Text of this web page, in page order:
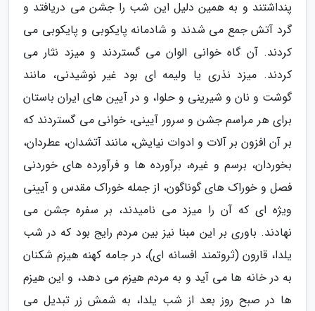
پنداشتند و به همین دلیل این شب را جشن می دریافتد و
گرد آتش جمع می شدند و شادمانه پایکوبی و پایکوبی می
کردند. آن گاه خوانی الوان می گستردند و میزد نثار می
کردند. میزد نذری یا ولیمه ای بود غیر نوشیدنی، مانند
گوشت و نان و شیرینی و حلوا، و در آیین های ایران باستان
برای هر مراسم جشن و سرور آیینی، خوانی می گستردند که
بر آن افزون بر آلات و ادوات نیایش، مانند آتشدان، عطردان،
بخوردان، برسم و غیره، برآورده ها و فرآورده های خوردنی
فصل و خوراک های گوناگون، از جمله خوراک مقدس و آیینی
ویژه ای که آن را میزد می نامیدند، بر سفره جشن می
نهادند. باوری بر این مبنا نیز بین مردم رایج بود که در شب
یلدا، قارون (ثروتمند افسانه ای)، در جامه کهنه هیزم شکنان
به در خانه ها می آید و به مردم هیزم می دهد، و این هیزم
ها در صبح روز بعد از شب یلدا، به شمش زر تبدیل می